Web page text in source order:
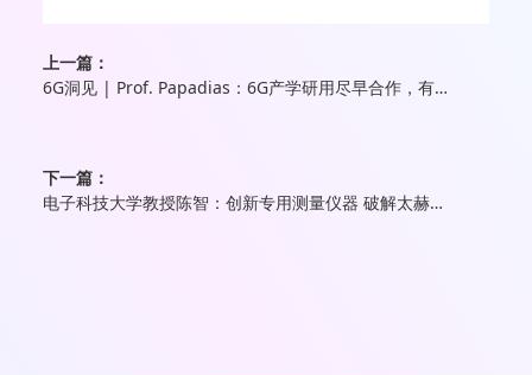
上一篇：
6G洞见 | Prof. Papadias：6G产学研用尽早合作，有助于将研究成果最大化
下一篇：
电子科技大学教授陈智：创新专用测量仪器 破解太赫兹信道建模难题